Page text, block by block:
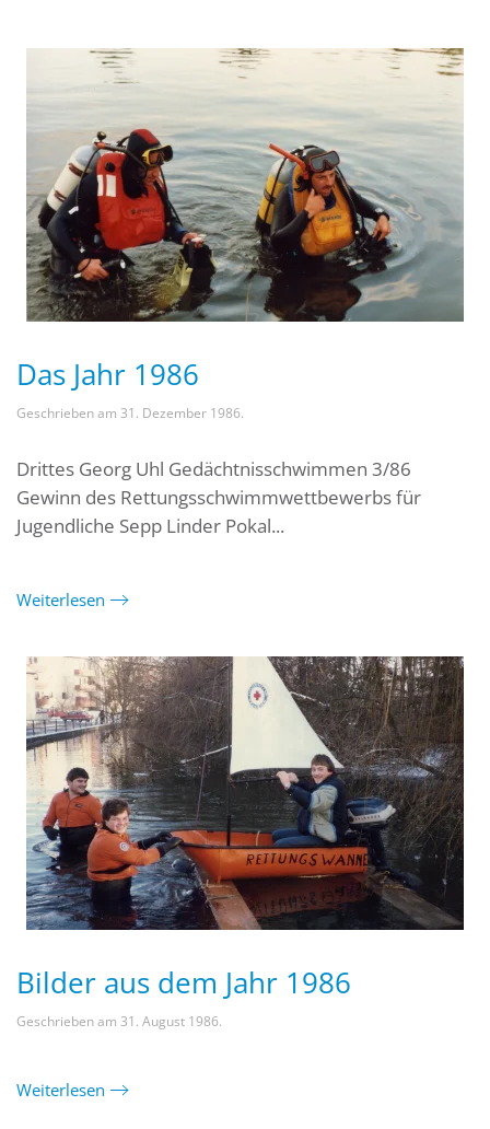
Das Jahr 1986
Geschrieben am 31. Dezember 1986.
Drittes Georg Uhl Gedächtnisschwimmen 3/86
Gewinn des Rettungsschwimmwettbewerbs für
Jugendliche Sepp Linder Pokal...
Weiterlesen
Bilder aus dem Jahr 1986
Geschrieben am 31. August 1986.
Weiterlesen